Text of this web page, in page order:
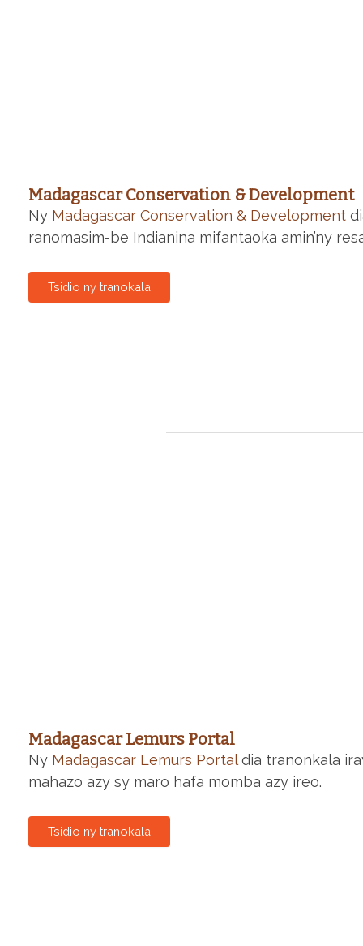
Madagascar Conservation & Development
Ny Madagascar Conservation & Development
ranomasim-be Indianina mifantaoka amin’ny
Tsidio ny tranokala
Madagascar Lemurs Portal
Ny Madagascar Lemurs Portaldia tranonkala
mahazo azy sy maro hafa momba azy ireo.
Tsidio ny tranokala